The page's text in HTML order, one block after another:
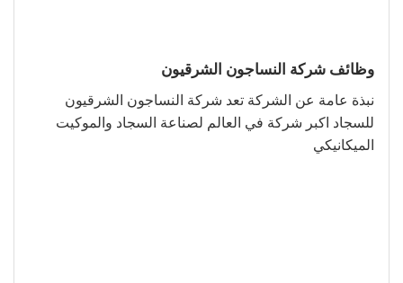
وظائف شركة النساجون الشرقيون
نبذة عامة عن الشركة تعد شركة النساجون الشرقيون
للسجاد اكبر شركة في العالم لصناعة السجاد والموكيت
الميكانيكي